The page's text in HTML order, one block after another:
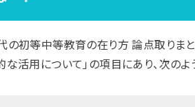
初等中等教育の在り方 論点取りま
活用について」の項目にあり、次のよ